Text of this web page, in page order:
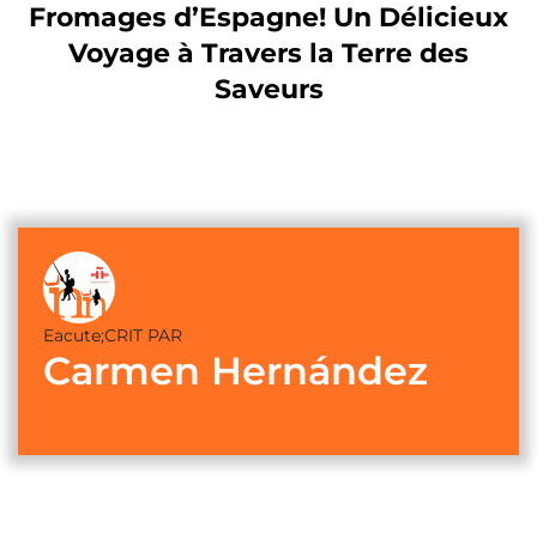
Fromages d’Espagne! Un Délicieux
Voyage à Travers la Terre des
Saveurs
Eacute;CRIT PAR
Carmen Hernández